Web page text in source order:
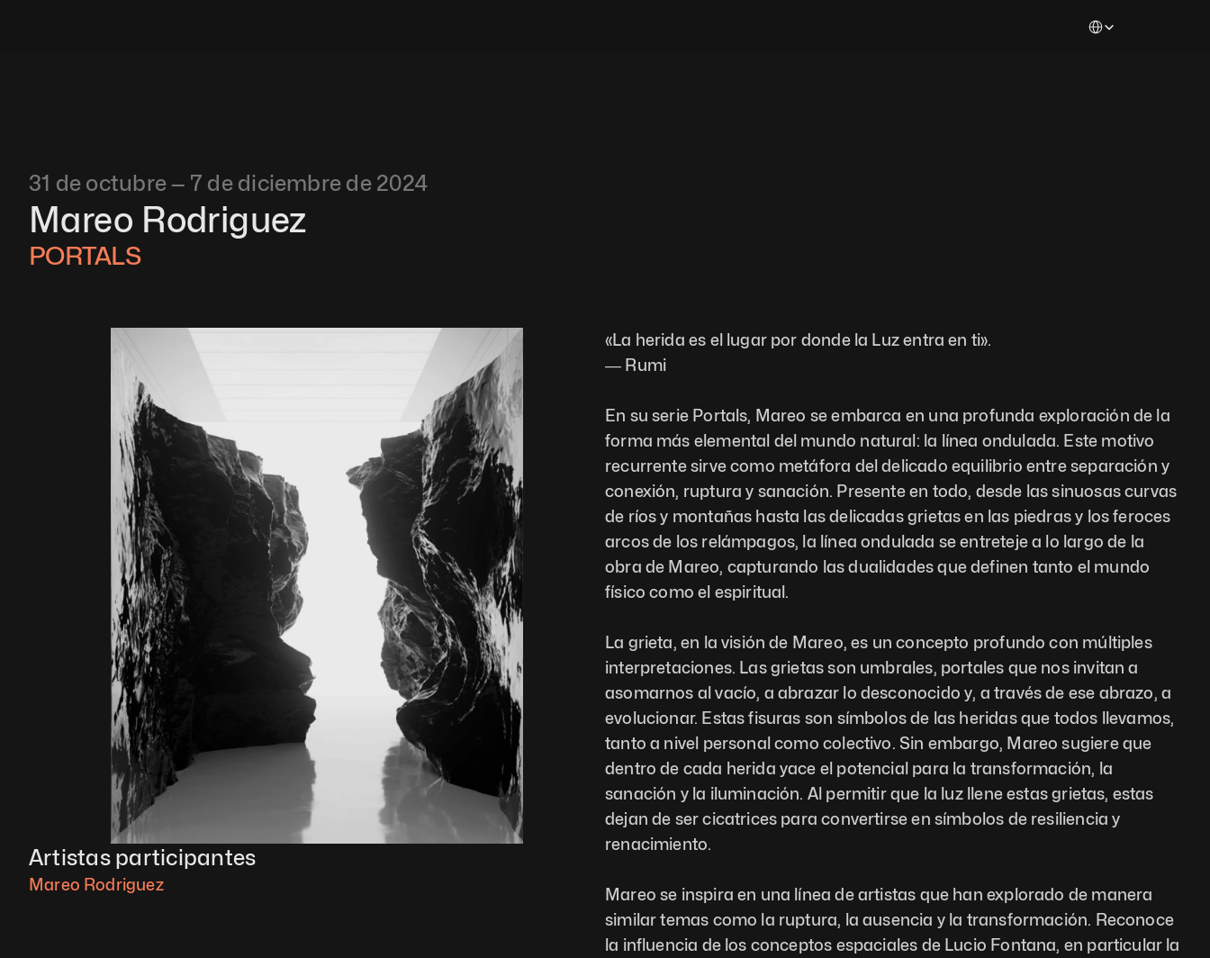
31 de octubre — 7 de diciembre de 2024
Mareo Rodriguez
PORTALS
Artistas participantes
Mareo Rodriguez
«La herida es el lugar por donde la Luz entra en ti».
― Rumi
En su serie Portals, Mareo se embarca en una profunda exploración de la
forma más elemental del mundo natural: la línea ondulada. Este motivo
recurrente sirve como metáfora del delicado equilibrio entre separación y
conexión, ruptura y sanación. Presente en todo, desde las sinuosas curvas
de ríos y montañas hasta las delicadas grietas en las piedras y los feroces
arcos de los relámpagos, la línea ondulada se entreteje a lo largo de la
obra de Mareo, capturando las dualidades que definen tanto el mundo
físico como el espiritual.
La grieta, en la visión de Mareo, es un concepto profundo con múltiples
interpretaciones. Las grietas son umbrales, portales que nos invitan a
asomarnos al vacío, a abrazar lo desconocido y, a través de ese abrazo, a
evolucionar. Estas fisuras son símbolos de las heridas que todos llevamos,
tanto a nivel personal como colectivo. Sin embargo, Mareo sugiere que
dentro de cada herida yace el potencial para la transformación, la
sanación y la iluminación. Al permitir que la luz llene estas grietas, estas
dejan de ser cicatrices para convertirse en símbolos de resiliencia y
renacimiento.
Mareo se inspira en una línea de artistas que han explorado de manera
similar temas como la ruptura, la ausencia y la transformación. Reconoce
la influencia de los conceptos espaciales de Lucio Fontana, en particular la